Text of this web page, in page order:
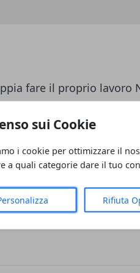
sui Cookie
i cookie per ottimizzare il
a quali categorie dare il tuo
Rifiuta
fare il proprio lavoro